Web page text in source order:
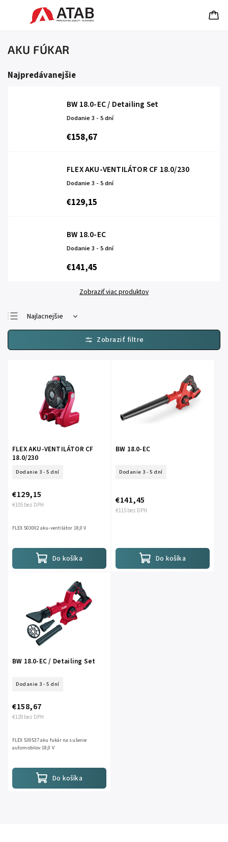
AKU FÚKAR
Najpredávanejšie
BW 18.0-EC / Detailing Set
Dodanie 3 - 5 dní
€158,67
FLEX AKU-VENTILÁTOR CF 18.0/230
Dodanie 3 - 5 dní
€129,15
BW 18.0-EC
Dodanie 3 - 5 dní
€141,45
Zobraziť viac produktov
Najlacnejšie
Najdrahšie
Najpredávanejšie
FLEX AKU-VENTILÁTOR CF
18.0/230
Dodanie 3 - 5 dní
€105 bez DPH
€129,15
Do košíka
FLEX 503002 aku-ventilátor 18,0 V
BW 18.0-EC
Dodanie 3 - 5 dní
€115 bez DPH
€141,45
Do košíka
BW 18.0-EC / Detailing Set
Dodanie 3 - 5 dní
€129 bez DPH
€158,67
Do košíka
FLEX 530537 aku fukár na sušenie
automobilov 18,0 V